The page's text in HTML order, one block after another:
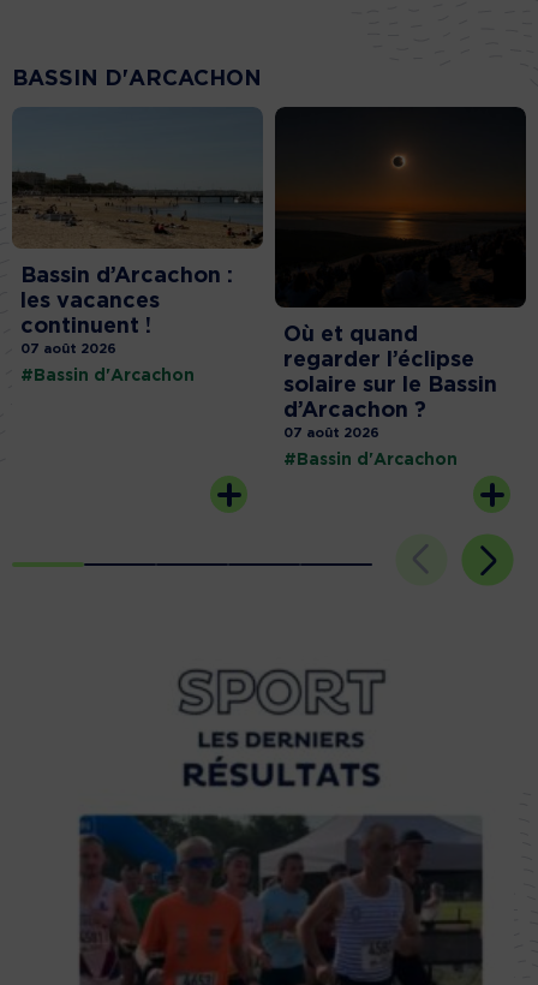
BASSIN D'ARCACHON
Bassin d’Arcachon :
les vacances
continuent !
07 août 2026
#Bassin d'Arcachon
Où et quand
regarder l’éclipse
solaire sur le Bassin
d’Arcachon ?
07 août 2026
#Bassin d'Arcachon